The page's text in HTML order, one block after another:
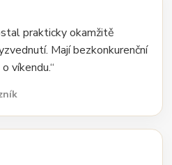
prakticky okamžitě
Mají bezkonkurenční
víkendu.“